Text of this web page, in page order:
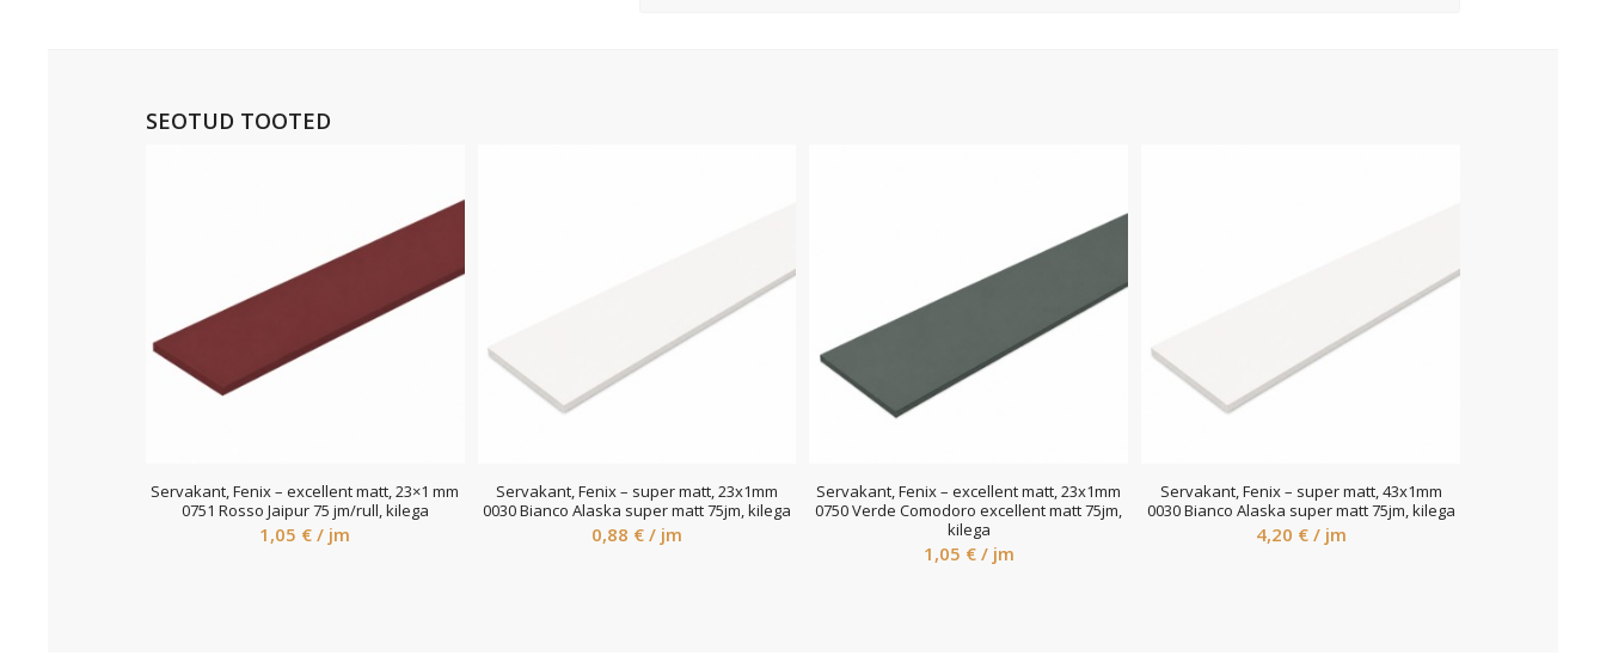
SEOTUD TOOTED
Servakant, Fenix – excellent matt, 23×1 mm
0751 Rosso Jaipur 75 jm/rull, kilega
1,05 € / jm
Servakant, Fenix – super matt, 23x1mm
0030 Bianco Alaska super matt 75jm, kilega
0,88 € / jm
Servakant, Fenix – excellent matt, 23x1mm
0750 Verde Comodoro excellent matt 75jm,
kilega
1,05 € / jm
Servakant, Fenix – super matt, 43x1mm
0030 Bianco Alaska super matt 75jm, kilega
4,20 € / jm